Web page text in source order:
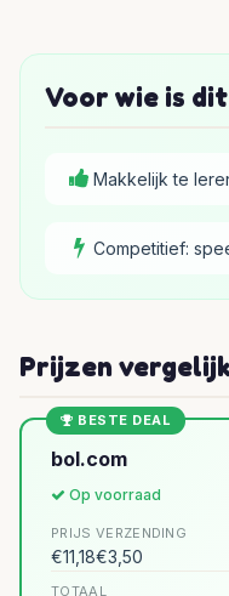
Voor wie is
Makkelijk te
Competitief:
Prijzen
BESTE DEAL
bol.com
Op voorraad
PRIJS
€11,18
VERZENDING
€3,50
TOTAAL